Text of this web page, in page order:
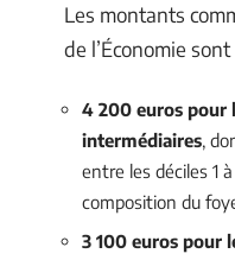
Les montants
de l’Économie
4 200 euros pour
intermédiaires,
entre les déciles 1
composition du
3 100 euros pour